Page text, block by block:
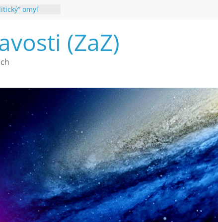
omyl
webu Záhady
vymírání na
(ZaZ)